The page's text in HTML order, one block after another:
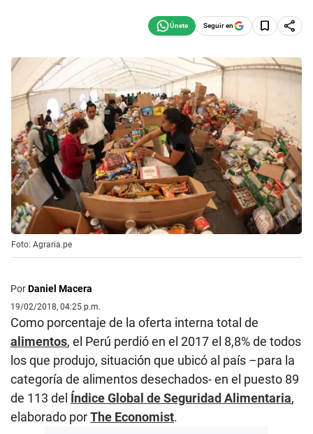
Seguir en
Foto: Agraria.pe
PorDaniel Macera
19/02/2018, 04:25 p.m.
Como porcentaje de la oferta interna total de
alimentos, el Perú perdió en el 2017 el 8,8% de todos
los que produjo, situación que ubicó al país –para la
categoría de alimentos desechados- en el puesto 89
de 113 del Índice Global de Seguridad Alimentaria,
elaborado porThe Economist.